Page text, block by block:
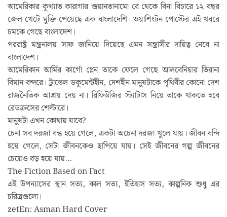
আমেরিকার কুখ্যাত কারাগার গুয়ানতানামো বে থেকে বিনা বিচারে ১২ বছর
জেল খেটে মুক্তি পেয়েছে এক বাংলাদেশি। ওয়াশিংটন পোস্টের এই খবরে
চমকে গেছে বাংলাদেশ।
পররাষ্ট্র মন্ত্রনালয় সাফ জানিয়ে দিয়েছে এমন সন্ত্রাসীর দায়িত্ব নেবে না
বাংলাদেশ।
আমেরিকান আর্মির কার্গো প্লেন তাকে ফেলে গেছে আলবেনিয়ার তিরানা
বিমান বন্দরে। ট্রাভেল ডকুমেন্টহীন, দেশহীন মানুষটাকে পৃথিবীর কোনো দেশ
রাজনৈতিক আশ্রয় দেয় না। রিফিউজির স্ট্যাটাস নিয়ে তাকে থাকতে হবে
রেডক্রসের শেল্টারে।
মানুষটা এখন কোথায় যাবে?
চেনা সব দরজা বন্ধ হয়ে গেলে, একটা অচেনা দরজা খুলে যায়। জীবন বন্দি
হয়ে গেলে, সেটা জীবনকেও ছাপিয়ে যায়। সেই জীবনের গল্প জীবনের
চেয়েও বড় হয়ে যায়…
The Fiction Based on Fact
এই উপন্যাসের স্থান সত্য, কাল সত্য, ইতিহাস সত্য, কাল্পনিক শুধু এর
চরিত্রগুলো।
zetEn: Asman Hard Cover